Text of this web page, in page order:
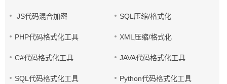
JS代码混合加密 SQL压缩/格式化
PHP代码格式化工具 XML压缩/格式化
C#代码格式化工具 JAVA代码格式化工具
SQL代码格式化工具 Python代码格式化工具